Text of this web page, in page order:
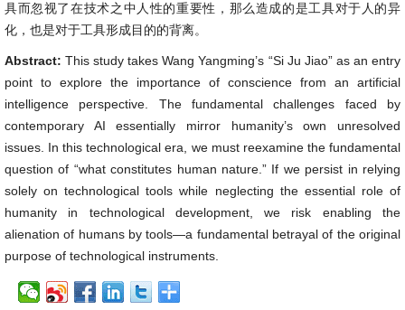
具而忽视了在技术之中人性的重要性，那么造成的是工具对于人的异
化，也是对于工具形成目的的背离。
Abstract:This study takes Wang Yangming’s “Si Ju Jiao” as an entry
point to explore the importance of conscience from an artificial
intelligence perspective. The fundamental challenges faced by
contemporary AI essentially mirror humanity’s own unresolved
issues. In this technological era, we must reexamine the fundamental
question of “what constitutes human nature.” If we persist in relying
solely on technological tools while neglecting the essential role of
humanity in technological development, we risk enabling the
alienation of humans by tools—a fundamental betrayal of the original
purpose of technological instruments.